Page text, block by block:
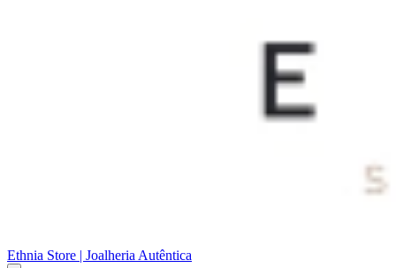
Ethnia Store | Joalheria Autêntica